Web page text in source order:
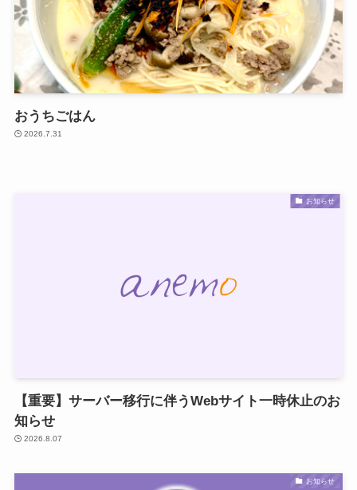
おうちごはん
2026.7.31
お知らせ
【重要】サーバー移行に伴うWebサイト一時休止のお
知らせ
2026.8.07
お知らせ